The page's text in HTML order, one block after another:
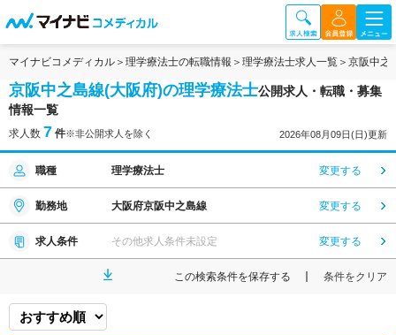
マイナビコメディカル 理学療法士の転職情報 理学療法士求人一覧 京阪中之
京阪中之島線(大阪府)の理学療法士公開求人・転職・募集
情報一覧
求人数 7 件※非公開求人を除く 2026年08月09日(日)更新
職種 理学療法士 変更する
勤務地 大阪府京阪中之島線 変更する
求人条件 その他求人条件未設定 変更する
この検索条件を保存する 条件をクリア